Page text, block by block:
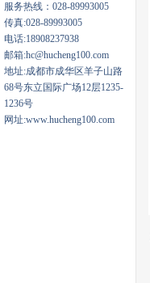
服务热线：028-89993005
传真:028-89993005
电话:18908237938
邮箱:hc@hucheng100.com
地址:成都市成华区羊子山路
68号东立国际广场12层1235-
1236号
网址:www.hucheng100.com